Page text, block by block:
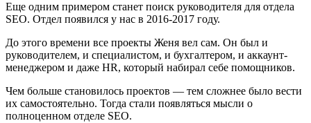
Еще одним примером станет поиск руководителя для отдела
SEO. Отдел появился у нас в 2016-2017 году.
До этого времени все проекты Женя вел сам. Он был и
руководителем, и специалистом, и бухгалтером, и аккаунт-
менеджером и даже HR, который набирал себе помощников.
Чем больше становилось проектов — тем сложнее было вести
их самостоятельно. Тогда стали появляться мысли о
полноценном отделе SEO.